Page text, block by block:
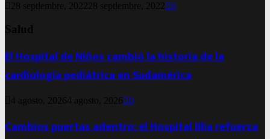
28 septiembre, 2022 28 septiembre, 2022 0
Salud
El Hospital de Niños cambió la historia de la
cardiología pediátrica en Sudamérica
4 agosto, 20264 agosto, 2026 0
Cambios puertas adentro: el Hospital Illia refuerza